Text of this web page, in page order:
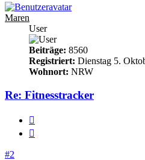
Maren
User
Beiträge: 8560
Registriert: Dienstag 5.
Wohnort: NRW
Re: Fitnesstracker
#2